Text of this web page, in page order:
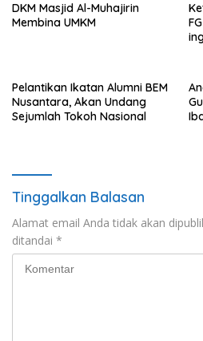
DKM Masjid Al-Muhajirin
Membina UMKM
Pelantikan Ikatan Alumni BEM
Nusantara, Akan Undang
Sejumlah Tokoh Nasional
Tinggalkan Balasan
Alamat email Anda tidak akan
ditandai *